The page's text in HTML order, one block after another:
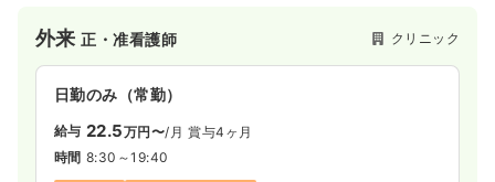
外来正・准看護師 クリニック
日勤のみ（常勤）
給与 22.5万円〜/月 賞与4ヶ月
時間 8:30～19:40